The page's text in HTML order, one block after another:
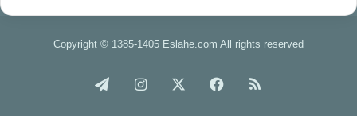
Copyright © 1385-1405 Eslahe.com All rights reserved
خوراک فیس اینستاگرام